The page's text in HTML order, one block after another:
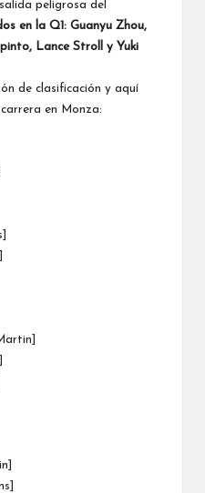
peligrosa del
en la Q1: Guanyu Zhou,
Lance Stroll y Yuki
de clasificación y aquí
en Monza: